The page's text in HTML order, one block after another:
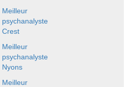
Meilleur
psychanalyste
Crest
Meilleur
psychanalyste
Nyons
Meilleur